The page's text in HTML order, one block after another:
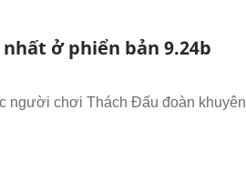
ở phiển bản 9.24b
người chơi Thách Đấu đoàn khuyên